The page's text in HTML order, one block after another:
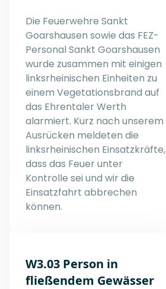
Die Feuerwehre Sankt
Goarshausen sowie das FEZ-
Personal Sankt Goarshausen
wurde zusammen mit einigen
linksrheinischen Einheiten zu
einem Vegetationsbrand auf
das Ehrentaler Werth
alarmiert. Kurz nach unserem
Ausrücken meldeten die
linksrheinischen Einsatzkräfte,
dass das Feuer unter
Kontrolle sei und wir die
Einsatzfahrt abbrechen
können.
W3.03 Person in
fließendem Gewässer